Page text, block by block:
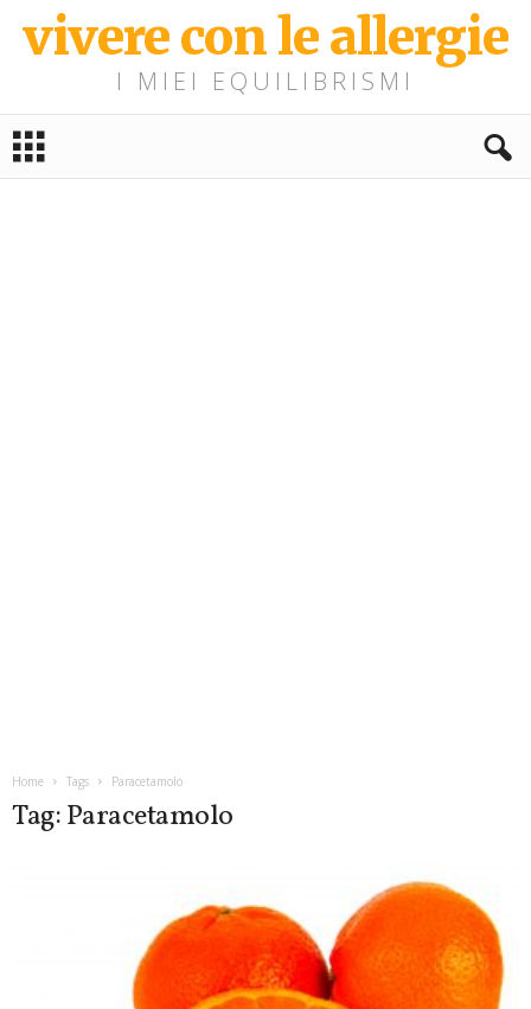
vivere con le allergie
I MIEI EQUILIBRISMI
Home Tags Paracetamolo
Tag: Paracetamolo